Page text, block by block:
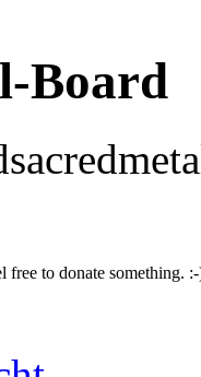
Board
free to donate something.